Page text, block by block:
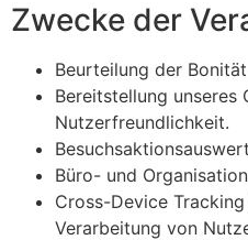
Zwecke der
Beurteilung der
Bereitstellung unseres
Nutzerfreundlichkeit.
Büro- und
Cross-Device
Verarbeitung von